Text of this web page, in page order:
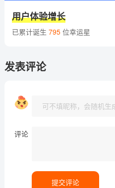
用户体验增长
已累计诞生 795位幸运星
发表评论
评论
提交评论